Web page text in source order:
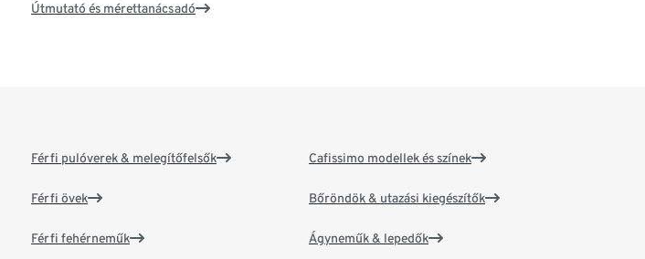
Útmutató és mérettanácsadó
Férfi pulóverek & melegítőfelsők
Férfi övek
Férfi fehérneműk
Cafissimo modellek és színek
Bőröndök & utazási kiegészítők
Ágyneműk & lepedők